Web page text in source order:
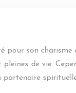
son
de vie.
partenaire